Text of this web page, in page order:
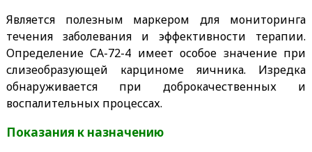
Является полезным маркером для мониторинга
течения заболевания и эффективности терапии.
Определение СА-72-4 имеет особое значение при
слизеобразующей карциноме яичника. Изредка
обнаруживается при доброкачественных и
воспалительных процессах.
Показания к назначению